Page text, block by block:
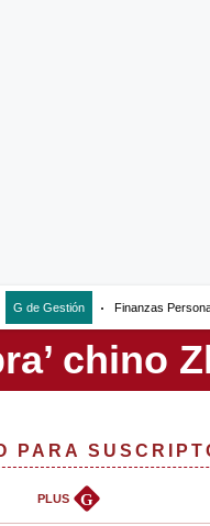
G de Gestión Finanzas
PARA
PLUS G